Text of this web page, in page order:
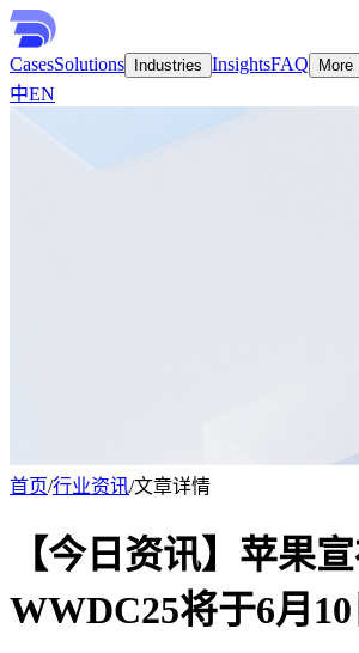
CasesSolutions Industries InsightsFAQ More
中EN
首页/行业资讯/文章详情
【今日资讯】苹果
WWDC25将于6月10